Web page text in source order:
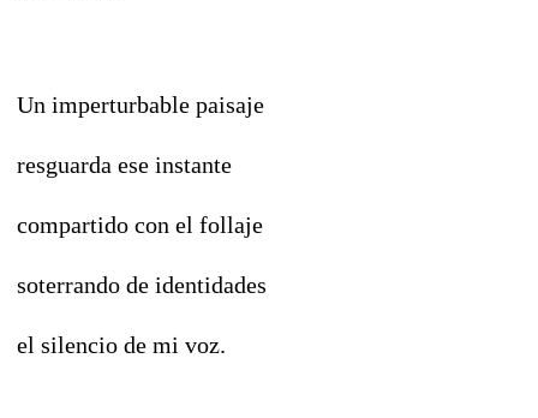
Un imperturbable paisaje
resguarda ese instante
compartido con el follaje
soterrando de identidades
el silencio de mi voz.